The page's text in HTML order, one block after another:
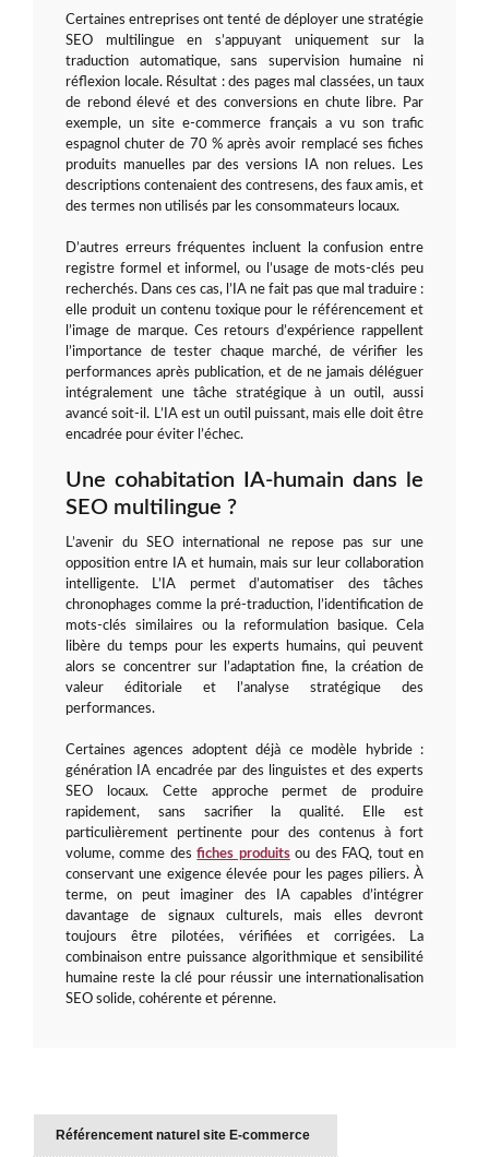
Certaines entreprises ont tenté de déployer une stratégie
SEO multilingue en s’appuyant uniquement sur la
traduction automatique, sans supervision humaine ni
réflexion locale. Résultat : des pages mal classées, un taux
de rebond élevé et des conversions en chute libre. Par
exemple, un site e-commerce français a vu son trafic
espagnol chuter de 70 % après avoir remplacé ses fiches
produits manuelles par des versions IA non relues. Les
descriptions contenaient des contresens, des faux amis, et
des termes non utilisés par les consommateurs locaux.
D’autres erreurs fréquentes incluent la confusion entre
registre formel et informel, ou l’usage de mots-clés peu
recherchés. Dans ces cas, l’IA ne fait pas que mal traduire :
elle produit un contenu toxique pour le référencement et
l’image de marque. Ces retours d’expérience rappellent
l’importance de tester chaque marché, de vérifier les
performances après publication, et de ne jamais déléguer
intégralement une tâche stratégique à un outil, aussi
avancé soit-il. L’IA est un outil puissant, mais elle doit être
encadrée pour éviter l’échec.
Une cohabitation IA-humain dans le
SEO multilingue ?
L’avenir du SEO international ne repose pas sur une
opposition entre IA et humain, mais sur leur collaboration
intelligente. L’IA permet d’automatiser des tâches
chronophages comme la pré-traduction, l’identification de
mots-clés similaires ou la reformulation basique. Cela
libère du temps pour les experts humains, qui peuvent
alors se concentrer sur l’adaptation fine, la création de
valeur éditoriale et l’analyse stratégique des
performances.
Certaines agences adoptent déjà ce modèle hybride :
génération IA encadrée par des linguistes et des experts
SEO locaux. Cette approche permet de produire
rapidement, sans sacrifier la qualité. Elle est
particulièrement pertinente pour des contenus à fort
volume, comme desfiches produitsou des FAQ, tout en
conservant une exigence élevée pour les pages piliers. À
terme, on peut imaginer des IA capables d’intégrer
davantage de signaux culturels, mais elles devront
toujours être pilotées, vérifiées et corrigées. La
combinaison entre puissance algorithmique et sensibilité
humaine reste la clé pour réussir une internationalisation
SEO solide, cohérente et pérenne.
Référencement naturel site E-commerce